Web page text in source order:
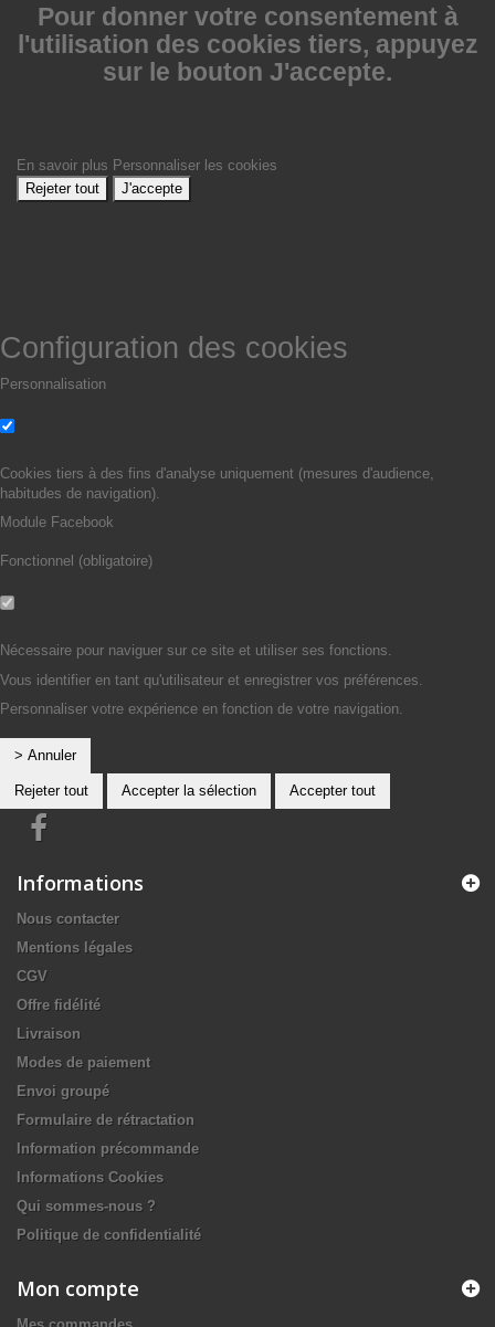
Pour donner votre consentement à
l'utilisation des cookies tiers, appuyez
sur le bouton J'accepte.
En savoir plus Personnaliser les cookies
Rejeter tout
J'accepte
Configuration des cookies
Personnalisation
Cookies tiers à des fins d'analyse uniquement (mesures d'audience,
habitudes de navigation).
Module Facebook
Fonctionnel (obligatoire)
Nécessaire pour naviguer sur ce site et utiliser ses fonctions.
Vous identifier en tant qu'utilisateur et enregistrer vos préférences.
Personnaliser votre expérience en fonction de votre navigation.
> Annuler
Rejeter tout Accepter la sélection Accepter tout
Informations
Nous contacter
Mentions légales
CGV
Offre fidélité
Livraison
Modes de paiement
Envoi groupé
Formulaire de rétractation
Information précommande
Informations Cookies
Qui sommes-nous ?
Politique de confidentialité
Mon compte